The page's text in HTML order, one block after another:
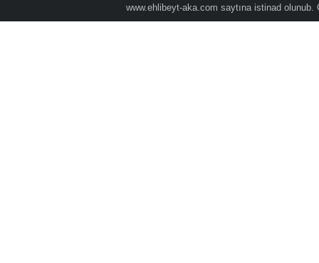
www.ehlibeyt-aka.com saytına istinad olunub.